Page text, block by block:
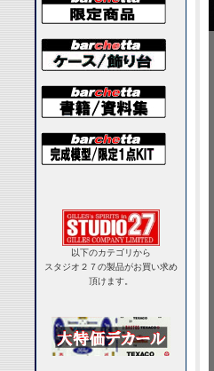
以下のカテゴリから
スタジオ２７の製品がお買い求め
頂けます。